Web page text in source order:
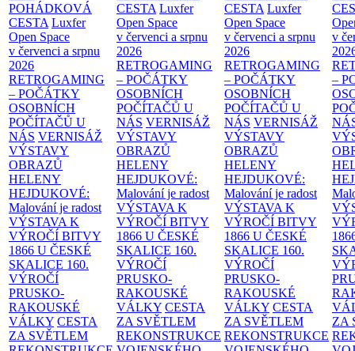
POHÁDKOVÁ
CESTA Luxfer
Open Space
v červenci a srpnu
2026
RETROGAMING
– POČÁTKY
OSOBNÍCH
POČÍTAČŮ U
NÁS VERNISÁŽ
VÝSTAVY
OBRAZŮ
HELENY
HEJDUKOVÉ:
Malování je radost
VÝSTAVA K
VÝROČÍ BITVY
1866 U ČESKÉ
SKALICE 160.
VÝROČÍ
PRUSKO-
RAKOUSKÉ
VÁLKY CESTA
ZA SVĚTLEM
CESTA Luxfer
Open Space
v červenci a srpnu
2026
RETROGAMING
– POČÁTKY
OSOBNÍCH
POČÍTAČŮ U
NÁS VERNISÁŽ
VÝSTAVY
OBRAZŮ
HELENY
HEJDUKOVÉ:
Malování je radost
VÝSTAVA K
VÝROČÍ BITVY
1866 U ČESKÉ
SKALICE 160.
VÝROČÍ
PRUSKO-
RAKOUSKÉ
VÁLKY CESTA
ZA SVĚTLEM
REKONSTRUKCE
CESTA Luxfer
Open Space
v červenci a srpnu
2026
RETROGAMING
– POČÁTKY
OSOBNÍCH
POČÍTAČŮ U
NÁS VERNISÁŽ
VÝSTAVY
OBRAZŮ
HELENY
HEJDUKOVÉ:
Malování je radost
VÝSTAVA K
VÝROČÍ BITVY
1866 U ČESKÉ
SKALICE 160.
VÝROČÍ
PRUSKO-
RAKOUSKÉ
VÁLKY CESTA
ZA SVĚTLEM
REKONSTRUKCE
v
–
ZA